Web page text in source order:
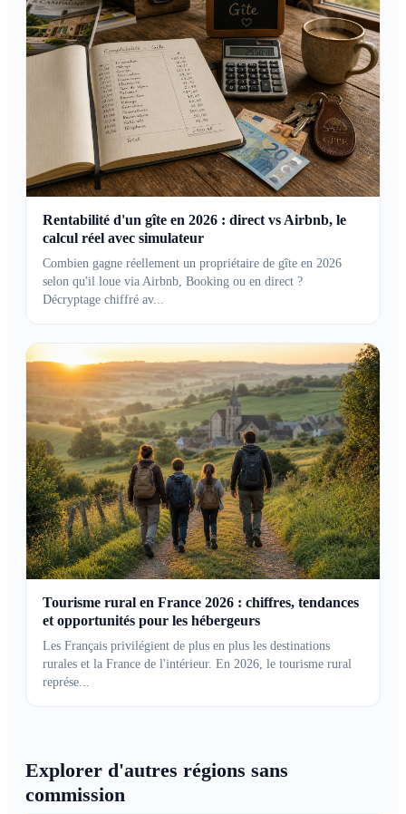
Rentabilité d'un gîte en 2026 : direct vs Airbnb, le
calcul réel avec simulateur
Combien gagne réellement un propriétaire de gîte en 2026
selon qu'il loue via Airbnb, Booking ou en direct ?
Décryptage chiffré av...
Tourisme rural en France 2026 : chiffres, tendances
et opportunités pour les hébergeurs
Les Français privilégient de plus en plus les destinations
rurales et la France de l'intérieur. En 2026, le tourisme rural
représe...
Explorer d'autres régions sans
commission